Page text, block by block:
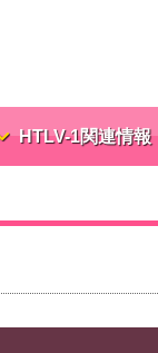
HTLV-1関連情報